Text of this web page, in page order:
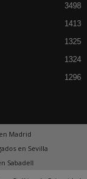
3498
1413
1325
1324
1296
Madrid
en Sevilla
Sabadell